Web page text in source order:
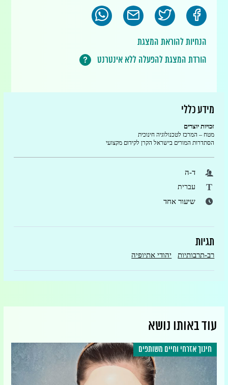
הנחיות להוראת המצגת
הורדת המצגת להפעלה ללא אינטרנט
מידע כללי
זכויות יוצרים
מטח – המרכז לטכנולוגיה חינוכית
הסתדרות המורים בישראל הקרן לקידום מקצועי
ד-ה
T עברית
שיעור אחד
תגיות
רב-תרבותיות יהודי אתיופיה
עוד באותו נושא
חינוך אזרחי וחיים משותפים